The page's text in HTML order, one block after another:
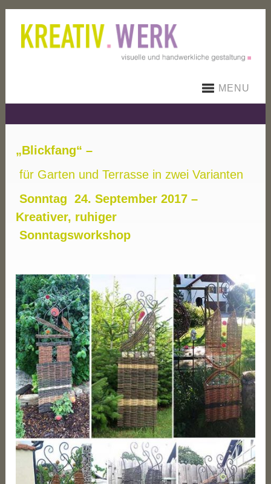
MENU
„Blickfang“ –
für Garten und Terrasse in zwei Varianten
Sonntag 24. September 2017 –
Kreativer, ruhiger
Sonntagsworkshop